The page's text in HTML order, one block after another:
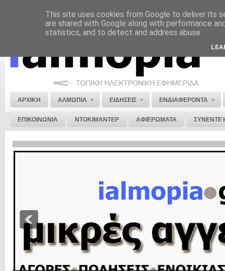
ΝΟΜΙΚΗ ΣΗΜΕΙΩΣΗ ΔΙΑΦΗΜΙΣΗ ΕΠΙΚΟΙΝΩΝΙΑ ΣΤΕΙΛΕ ΜΑΣ
ΑΡΧΙΚΗ ΑΛΜΩΠΙΑ » ΕΙΔΗΣΕΙΣ » ΕΝΔΙΑΦΕΡΟΝΤΑ »
ΕΠΙΚΟΙΝΩΝΙΑ ΝΤΟΚΙΜΑΝΤΕΡ ΑΦΙΕΡΩΜΑΤΑ
This site uses cookies from Google to deliver its
are shared with Google along with performance
statistics, and to detect and address abuse.